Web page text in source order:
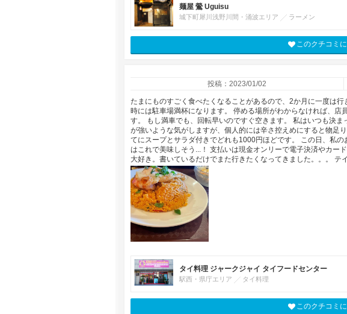
麺屋 鶯 Uguisu
城下町犀川浅野川間・涌波エリア ラーメン
このクチコミ
投稿：2023/01/02
たまにものすごく食べたくなることがあるので、2か月に一度は
時には駐車場満杯になります。 停める場所がわからなければ、
す。 もし満車でも、回転早いのですぐ空きます。 私はいつも決
が強いような気がしますが、個人的には辛さ控えめにすると物足
てにスープとサラダ付きでどれも1000円ほどです。 この日、私
はこれで美味しそう...！ 支払いは現金オンリーで電子決済やカー
大好き。書いているだけでまた行きたくなってきました。。。 テ
タイ料理 ジャークジャイ タイフードセンター
駅西・県庁エリア タイ料理
このクチコミ